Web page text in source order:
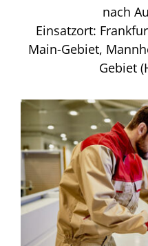
nach
Einsatzort:
Main-Gebiet,
Gebiet